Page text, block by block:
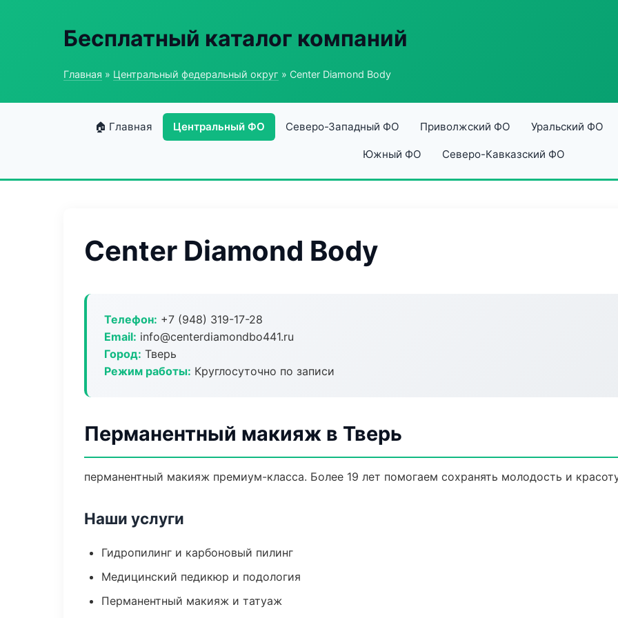
Бесплатный каталог компаний
Главная » Центральный федеральный округ » Center Diamond Body
🏠 Главная Центральный ФО Северо-Западный ФО Приволжский ФО Уральский ФО
Южный ФО Северо-Кавказский ФО
Center Diamond Body
Телефон: +7 (948) 319-17-28
Email: info@centerdiamondbo441.ru
Город: Тверь
Режим работы: Круглосуточно по записи
Перманентный макияж в Тверь
перманентный макияж премиум-класса. Более 19 лет помогаем сохранять молодость и
Наши услуги
Гидропилинг и карбоновый пилинг
Медицинский педикюр и подология
Перманентный макияж и татуаж